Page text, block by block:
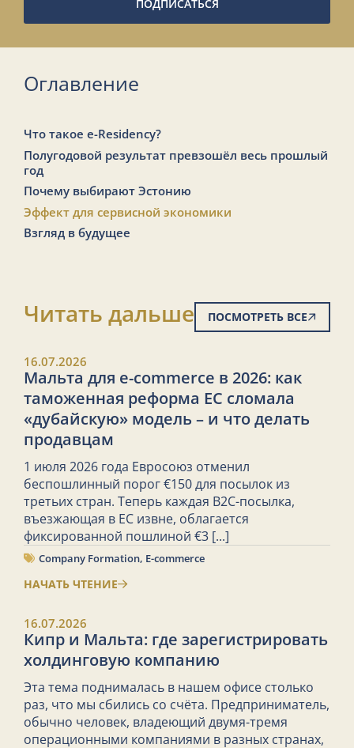
ПОДПИСАТЬСЯ
Оглавление
Что такое e-Residency?
Полугодовой результат превзошёл весь прошлый
год
Почему выбирают Эстонию
Эффект для сервисной экономики
Взгляд в будущее
Читать дальше ПОСМОТРЕТЬ ВСЕ
16.07.2026
Мальта для e-commerce в 2026: как
таможенная реформа ЕС сломала
«дубайскую» модель – и что делать
продавцам
1 июля 2026 года Евросоюз отменил
беспошлинный порог €150 для посылок из
третьих стран. Теперь каждая B2C-посылка,
въезжающая в ЕС извне, облагается
фиксированной пошлиной €3 [...]
Company Formation, E-commerce
НАЧАТЬ ЧТЕНИЕ
16.07.2026
Кипр и Мальта: где зарегистрировать
холдинговую компанию
Эта тема поднималась в нашем офисе столько
раз, что мы сбились со счёта. Предприниматель,
обычно человек, владеющий двумя-тремя
операционными компаниями в разных странах,